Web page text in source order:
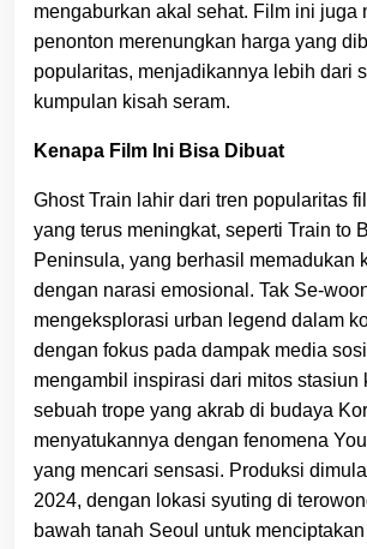
mengaburkan akal sehat. Film ini juga
penonton merenungkan harga yang
popularitas, menjadikannya lebih dari
kumpulan kisah seram.
Kenapa Film Ini Bisa Dibuat
Ghost Train lahir dari tren popularitas
yang terus meningkat, seperti Train to
Peninsula, yang berhasil memadukan
dengan narasi emosional. Tak Se-
mengeksplorasi urban legend dalam
dengan fokus pada dampak media
mengambil inspirasi dari mitos stasiun
sebuah trope yang akrab di budaya
menyatukannya dengan fenomena
yang mencari sensasi. Produksi
2024, dengan lokasi syuting di
bawah tanah Seoul untuk